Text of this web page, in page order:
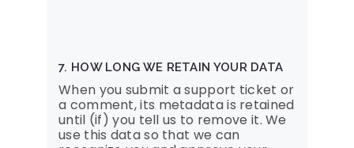
7. HOW LONG WE RETAIN YOUR DATA
When you submit a support ticket or
a comment, its metadata is retained
until (if) you tell us to remove it. We
use this data so that we can